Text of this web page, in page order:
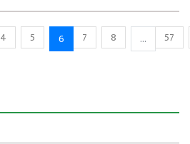
4 5 6 7 8 ... 57